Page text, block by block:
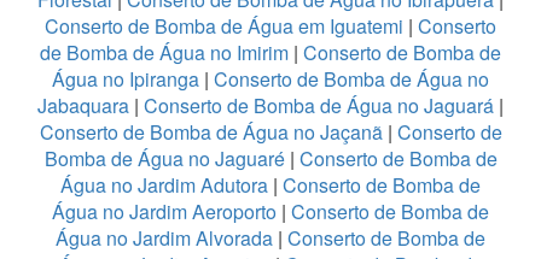
Conserto de Bomba de Água em Iguatemi | Conserto
de Bomba de Água no Imirim | Conserto de Bomba de
Água no Ipiranga | Conserto de Bomba de Água no
Jabaquara | Conserto de Bomba de Água no Jaguará |
Conserto de Bomba de Água no Jaçanã| Conserto de
Bomba de Água no Jaguaré| Conserto de Bomba de
Água no Jardim Adutora | Conserto de Bomba de
Água no Jardim Aeroporto | Conserto de Bomba de
Água no Jardim Alvorada | Conserto de Bomba de